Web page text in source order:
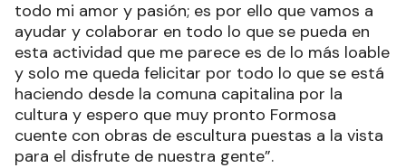
todo mi amor y pasión; es por ello que vamos a
ayudar y colaborar en todo lo que se pueda en
esta actividad que me parece es de lo más loable
y solo me queda felicitar por todo lo que se está
haciendo desde la comuna capitalina por la
cultura y espero que muy pronto Formosa
cuente con obras de escultura puestas a la vista
para el disfrute de nuestra gente”.